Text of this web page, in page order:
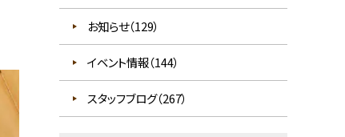
お知らせ（129）
イベント情報（144）
スタッフブログ（267）